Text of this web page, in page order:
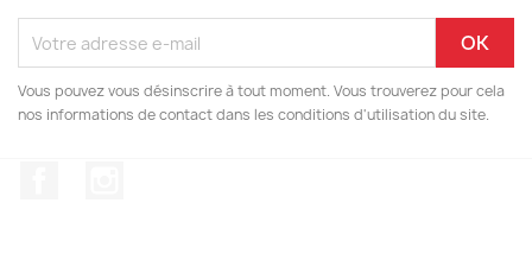
Vous pouvez vous désinscrire à tout moment. Vous trouverez pour cela
nos informations de contact dans les conditions d'utilisation du site.